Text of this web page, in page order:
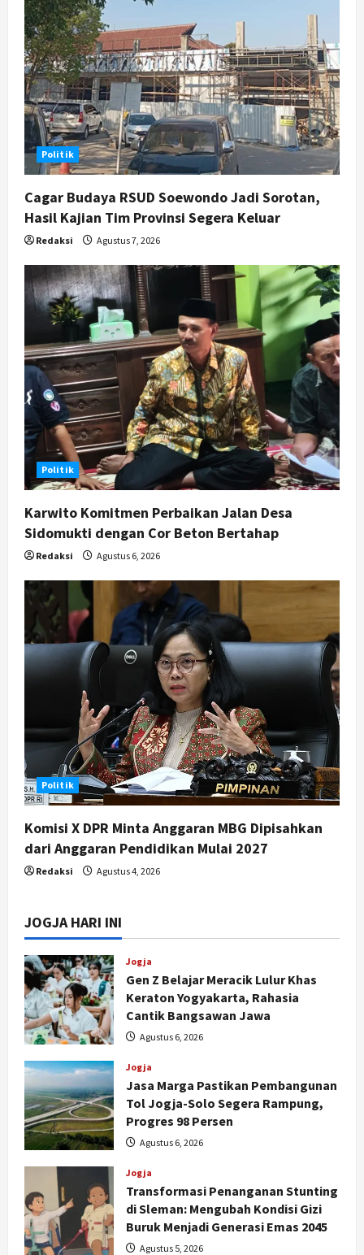
a
t
i
o
n Politik
Cagar Budaya RSUD Soewondo Jadi Sorotan,
Hasil Kajian Tim Provinsi Segera Keluar
Redaksi Agustus 7, 2026
Politik
Karwito Komitmen Perbaikan Jalan Desa
Sidomukti dengan Cor Beton Bertahap
Redaksi Agustus 6, 2026
Politik
Komisi X DPR Minta Anggaran MBG Dipisahkan
dari Anggaran Pendidikan Mulai 2027
Redaksi Agustus 4, 2026
JOGJA HARI INI
Jogja
Gen Z Belajar Meracik Lulur Khas
Keraton Yogyakarta, Rahasia
Cantik Bangsawan Jawa
Agustus 6, 2026
Jogja
Jasa Marga Pastikan Pembangunan
Tol Jogja-Solo Segera Rampung,
Progres 98 Persen
Agustus 6, 2026
Jogja
Transformasi Penanganan Stunting
di Sleman: Mengubah Kondisi Gizi
Buruk Menjadi Generasi Emas 2045
Agustus 5, 2026